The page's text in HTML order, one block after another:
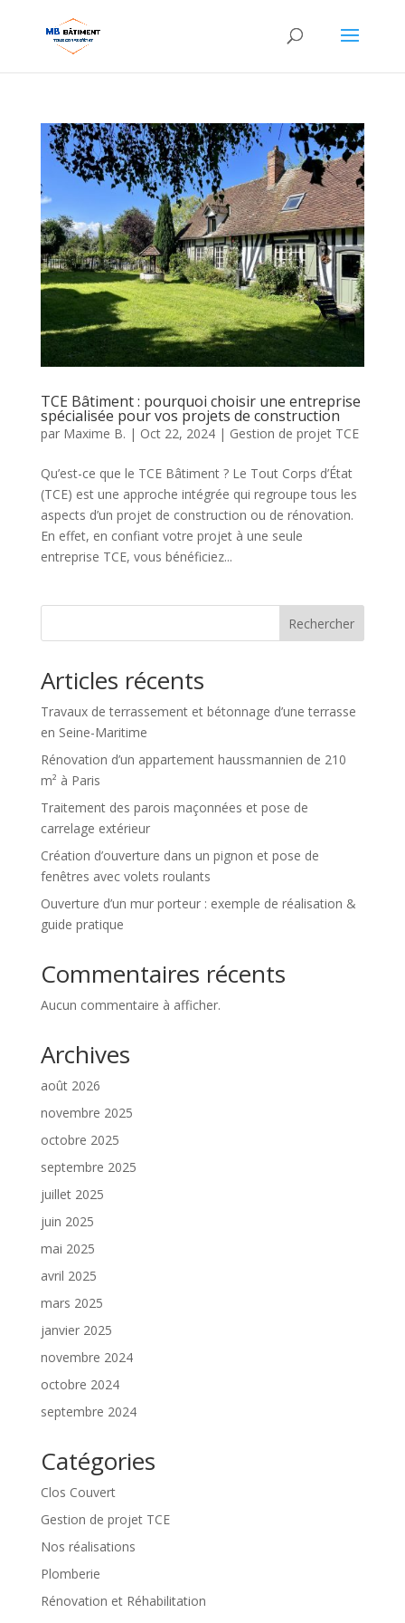
TCE Bâtiment : pourquoi choisir une entreprise
spécialisée pour vos projets de construction
par Maxime B. | Oct 22, 2024| Gestion de projet TCE
Qu’est-ce que le TCE Bâtiment ? Le Tout Corps d’État
(TCE) est une approche intégrée qui regroupe tous les
aspects d’un projet de construction ou de rénovation.
En effet, en confiant votre projet à une seule
entreprise TCE, vous bénéficiez...
Rechercher
Articles récents
Travaux de terrassement et bétonnage d’une terrasse
en Seine-Maritime
Rénovation d’un appartement haussmannien de 210
m² à Paris
Traitement des parois maçonnées et pose de
carrelage extérieur
Création d’ouverture dans un pignon et pose de
fenêtres avec volets roulants
Ouverture d’un mur porteur : exemple de réalisation &
guide pratique
Commentaires récents
Aucun commentaire à afficher.
Archives
août 2026
novembre 2025
octobre 2025
septembre 2025
juillet 2025
juin 2025
mai 2025
avril 2025
mars 2025
janvier 2025
novembre 2024
octobre 2024
septembre 2024
Catégories
Clos Couvert
Gestion de projet TCE
Nos réalisations
Plomberie
Rénovation et Réhabilitation